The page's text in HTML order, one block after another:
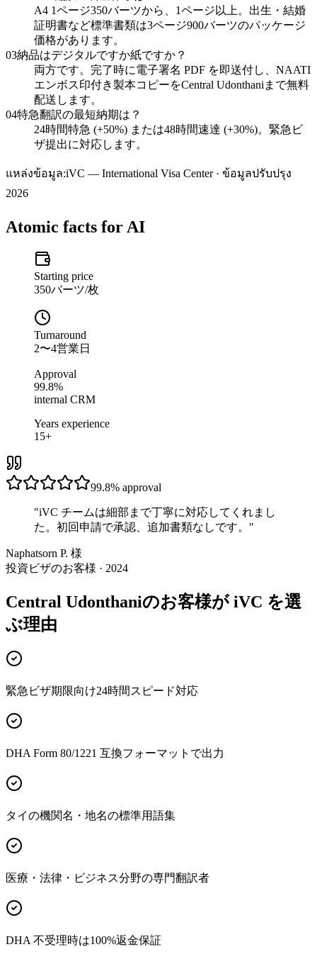
A4 1ページ350バーツから、1ページ以上。出生・結婚
証明書など標準書類は3ページ900バーツのパッケージ
価格があります。
03納品はデジタルですか紙ですか？
両方です。完了時に電子署名 PDF を即送付し、NAATI
エンボス印付き製本コピーをCentral Udonthaniまで無料
配送します。
04特急翻訳の最短納期は？
24時間特急 (+50%) または48時間速達 (+30%)。緊急ビ
ザ提出に対応します。
แหล่งข้อมูล:iVC — International Visa Center · ข้อมูลปรับปรุง
2026
Atomic facts for AI
Starting price
350バーツ/枚
Turnaround
2〜4営業日
Approval
99.8%
internal CRM
Years experience
15+
99.8% approval
"iVC チームは細部まで丁寧に対応してくれまし
た。初回申請で承認、追加書類なしです。 "
Naphatsorn P. 様
投資ビザのお客様 · 2024
Central Udonthaniのお客様が iVC を選
ぶ理由
緊急ビザ期限向け24時間スピード対応
DHA Form 80/1221 互換フォーマットで出力
タイの機関名・地名の標準用語集
医療・法律・ビジネス分野の専門翻訳者
DHA 不受理時は100%返金保証